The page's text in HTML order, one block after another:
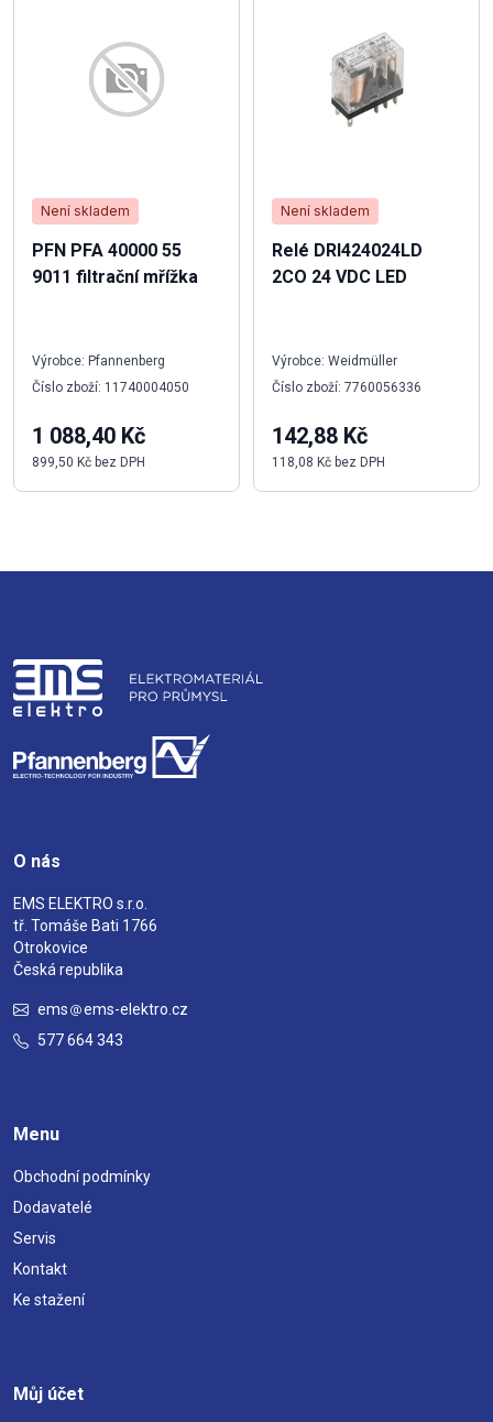
Není skladem
PFN PFA 40000 55
9011 filtrační mřížka
Výrobce: Pfannenberg
Číslo zboží: 11740004050
1 088,40 Kč
899,50 Kč bez DPH
Není skladem
Relé DRI424024LD
2CO 24 VDC LED
Výrobce: Weidmüller
Číslo zboží: 7760056336
142,88 Kč
118,08 Kč bez DPH
O nás
EMS ELEKTRO s.r.o.
tř. Tomáše Bati 1766
Otrokovice
Česká republika
ems
ems-elektro.cz
577 664 343
Menu
Obchodní podmínky
Dodavatelé
Servis
Kontakt
Ke stažení
Můj účet